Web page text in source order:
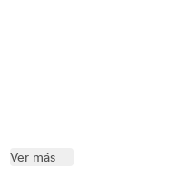
Ver más